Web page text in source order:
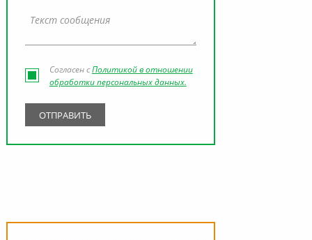
Согласен сПолитикой в отношении
обработки персональных данных.